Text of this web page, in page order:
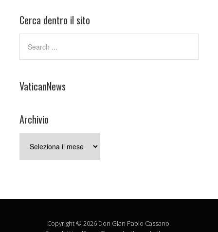
Cerca dentro il sito
VaticanNews
Archivio
Copyright © 2026 Don Gian Paolo Cassano.